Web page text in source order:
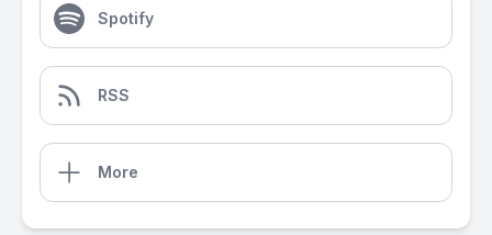
Spotify
RSS
More